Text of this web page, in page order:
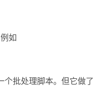
如
个批处理脚本。但它做了